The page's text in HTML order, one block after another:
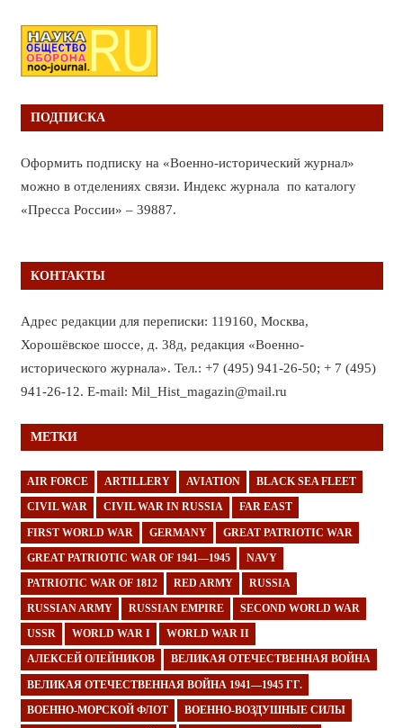
ПОДПИСКА
Оформить подписку на «Военно-исторический журнал»
можно в отделениях связи. Индекс журнала по каталогу
«Пресса России» – 39887.
КОНТАКТЫ
Адрес редакции для переписки: 119160, Москва,
Хорошёвское шоссе, д. 38д, редакция «Военно-
исторического журнала». Тел.: +7 (495) 941-26-50; + 7 (495)
941-26-12. E-mail: Mil_Hist_magazin@mail.ru
МЕТКИ
AIR FORCE ARTILLERY AVIATION BLACK SEA FLEET
CIVIL WAR CIVIL WAR IN RUSSIA FAR EAST
FIRST WORLD WAR GERMANY GREAT PATRIOTIC WAR
GREAT PATRIOTIC WAR OF 1941—1945 NAVY
PATRIOTIC WAR OF 1812 RED ARMY RUSSIA
RUSSIAN ARMY RUSSIAN EMPIRE SECOND WORLD WAR
USSR WORLD WAR I WORLD WAR II
АЛЕКСЕЙ ОЛЕЙНИКОВ ВЕЛИКАЯ ОТЕЧЕСТВЕННАЯ ВОЙНА
ВЕЛИКАЯ ОТЕЧЕСТВЕННАЯ ВОЙНА 1941—1945 ГГ.
ВОЕННО-МОРСКОЙ ФЛОТ ВОЕННО-ВОЗДУШНЫЕ СИЛЫ